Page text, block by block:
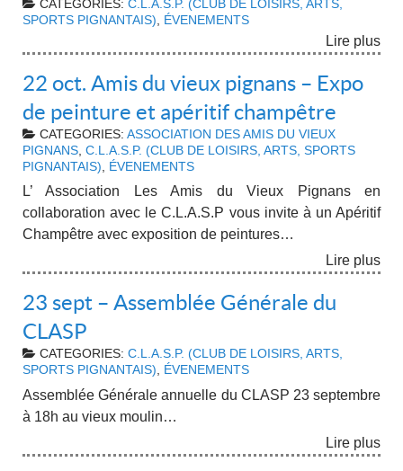
CATEGORIES: C.L.A.S.P. (CLUB DE LOISIRS, ARTS,
SPORTS PIGNANTAIS)
ÉVENEMENTS
Lire plus
22 oct. Amis du vieux pignans – Expo
de peinture et apéritif champêtre
CATEGORIES: ASSOCIATION DES AMIS DU VIEUX
PIGNANS C.L.A.S.P. (CLUB DE LOISIRS, ARTS, SPORTS
PIGNANTAIS)
ÉVENEMENTS
L’ Association Les Amis du Vieux Pignans en
collaboration avec le C.L.A.S.P vous invite à un Apéritif
Champêtre avec exposition de peintures…
Lire plus
23 sept – Assemblée Générale du
CLASP
CATEGORIES: C.L.A.S.P. (CLUB DE LOISIRS, ARTS,
SPORTS PIGNANTAIS), ÉVENEMENTS
Assemblée Générale annuelle du CLASP 23 septembre
à 18h au vieux moulin…
Lire plus